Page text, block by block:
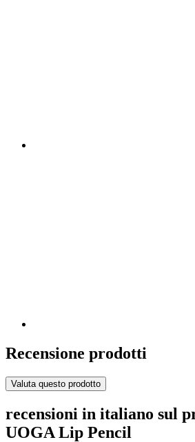
Recensione prodotti
Valuta questo prodotto
recensioni in italiano sul
UOGA Lip Pencil